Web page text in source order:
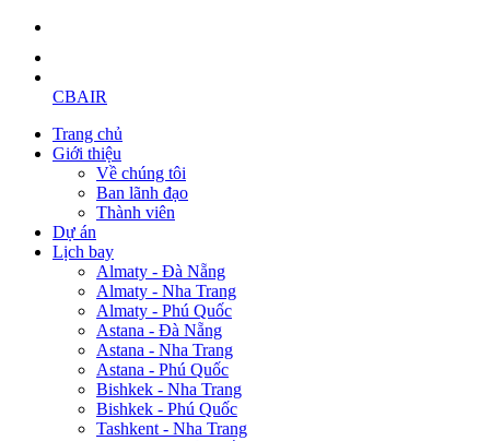
CBAIR
Trang chủ
Giới thiệu
Về chúng tôi
Ban lãnh đạo
Thành viên
Dự án
Lịch bay
Almaty - Đà Nẵng
Almaty - Nha Trang
Almaty - Phú Quốc
Astana - Đà Nẵng
Astana - Nha Trang
Astana - Phú Quốc
Bishkek - Nha Trang
Bishkek - Phú Quốc
Tashkent - Nha Trang